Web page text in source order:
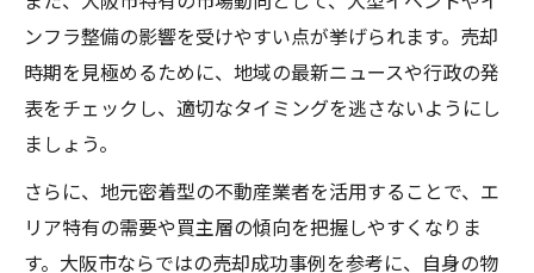
ンフラ整備の影響を受けやすい点が挙げられます。売却
時期を見極めるために、地域の最新ニュースや行政の発
表をチェックし、適切なタイミングを逃さないようにし
ましょう。
さらに、地元密着型の不動産業者を活用することで、エ
リア特有の需要や買主層の傾向を把握しやすくなりま
す。大阪市ならではの売却成功事例を参考に、自身の物